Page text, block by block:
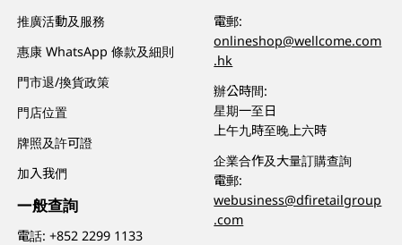
推廣活動及服務
惠康 WhatsApp 條款及細則
門市退/換貨政策
門店位置
牌照及許可證
加入我們
一般查詢
電話:+852 2299 1133
電郵:
onlineshop@wellcome.com
.hk
辦公時間:
星期一至日
上午九時至晚上六時
企業合作及大量訂購查詢
電郵:
webusiness@dfiretailgroup
.com